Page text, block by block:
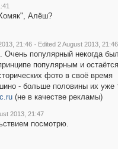
Алёш?
21:46 · Edited 2 August 2013, 21:46
популярный некогда
популярным и
фото в своё время
- больше половины их уже
(не в качестве рекламы)
2013, 21:47
посмотрю.